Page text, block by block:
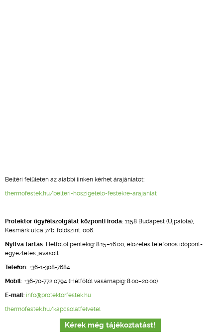
Beltéri felületen az alábbi linken kérhet árajánlatot:
thermofestek.hu/belteri-hoszigetelo-festekre-arajanlat
Protektor ügyfélszolgálat központi iroda: 1158 Budapest (Újpalota),
Késmárk utca 7/b. földszint. 006.
Nyitva tartás: Hétfőtől péntekig: 8.15–16.00, előzetes telefonos időpont-
egyeztetés javasolt
Telefon: +36-1-308-7684
Mobil: +36-70-772 0794 (Hétfőtől vasárnapig: 8.00–20.00)
E-mail: info@protektorfestek.hu
thermofestek.hu/kapcsolatfelvetel
Kérek még tájékoztatást!